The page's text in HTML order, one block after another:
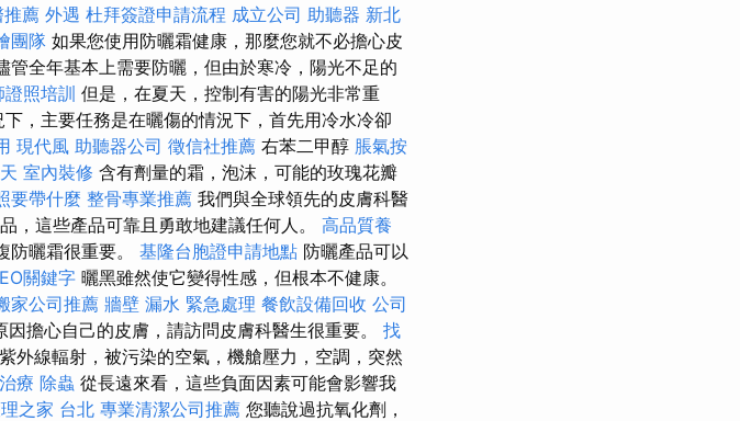
推薦 外遇 杜拜簽證申請流程 成立公司 助聽器 新北
團隊 如果您使用防曬霜健康，那麼您就不必擔心皮
管全年基本上需要防曬，但由於寒冷，陽光不足的
證照培訓 但是，在夏天，控制有害的陽光非常重
，主要任務是在曬傷的情況下，首先用冷水冷卻
現代風 助聽器公司 徵信社推薦 右苯二甲醇 脹氣按
室內裝修 含有劑量的霜，泡沫，可能的玫瑰花瓣
要帶什麼 整骨專業推薦 我們與全球領先的皮膚科醫
，這些產品可靠且勇敢地建議任何人。 高品質養
防曬霜很重要。 基隆台胞證申請地點 防曬產品可以
關鍵字 曬黑雖然使它變得性感，但根本不健康。
家公司推薦 牆壁 漏水 緊急處理 餐飲設備回收 公司
因擔心自己的皮膚，請訪問皮膚科醫生很重要。 找
外線輻射，被污染的空氣，機艙壓力，空調，突然
療 除蟲 從長遠來看，這些負面因素可能會影響我
之家 台北 專業清潔公司推薦 您聽說過抗氧化劑，